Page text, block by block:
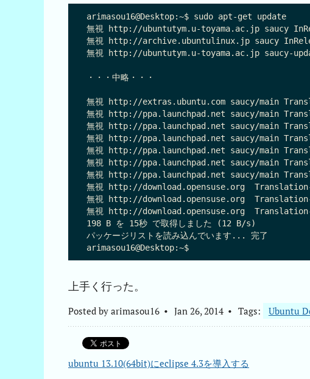
arimasou16@Desktop:~$ sudo apt-get update
無視 http://ubuntutym.u-toyama.ac.jp saucy
無視 http://
無視 http://ubuntutym.u-toyama.ac.jp saucy-
・・・中略・・・
無視 http://extras.ubuntu.com
無視 http://ppa.launchpad.net
無視 http://ppa.launchpad.net
無視 http://ppa.launchpad.net
無視 http://ppa.launchpad.net
無視 http://ppa.launchpad.net
無視 http://ppa.launchpad.net
無視 http://download.opensuse.org
無視 http://download.opensuse.org
無視 http://download.opensuse.org
198 B を 15秒 で取得しました (12 B/s)
パッケージリストを読み込んでいます... 完了
上手く行った。
Posted by arimasou16 Jan 26, 2014 Tags: Ubuntu
ubuntu 13.10(64bit)にeclipse 4.3を導入する